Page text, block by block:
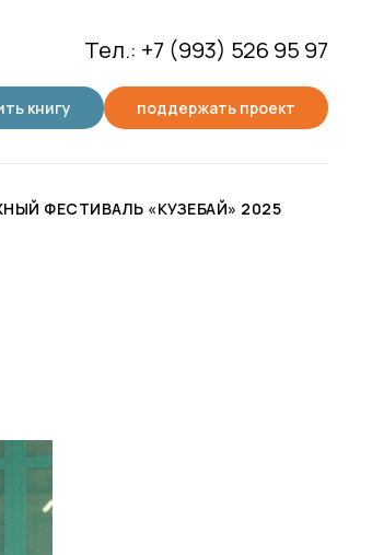
Тел.: +7 (993) 526 95 97
книгу поддержать проект
ФЕСТИВАЛЬ «КУЗЕБАЙ» 2025